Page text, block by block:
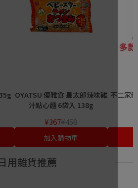
OYATSU 優雅食 星太郎辣味雞
汁點心麵 6袋入 138g
¥367¥458
加入購物車
不二家
用雜貨推薦